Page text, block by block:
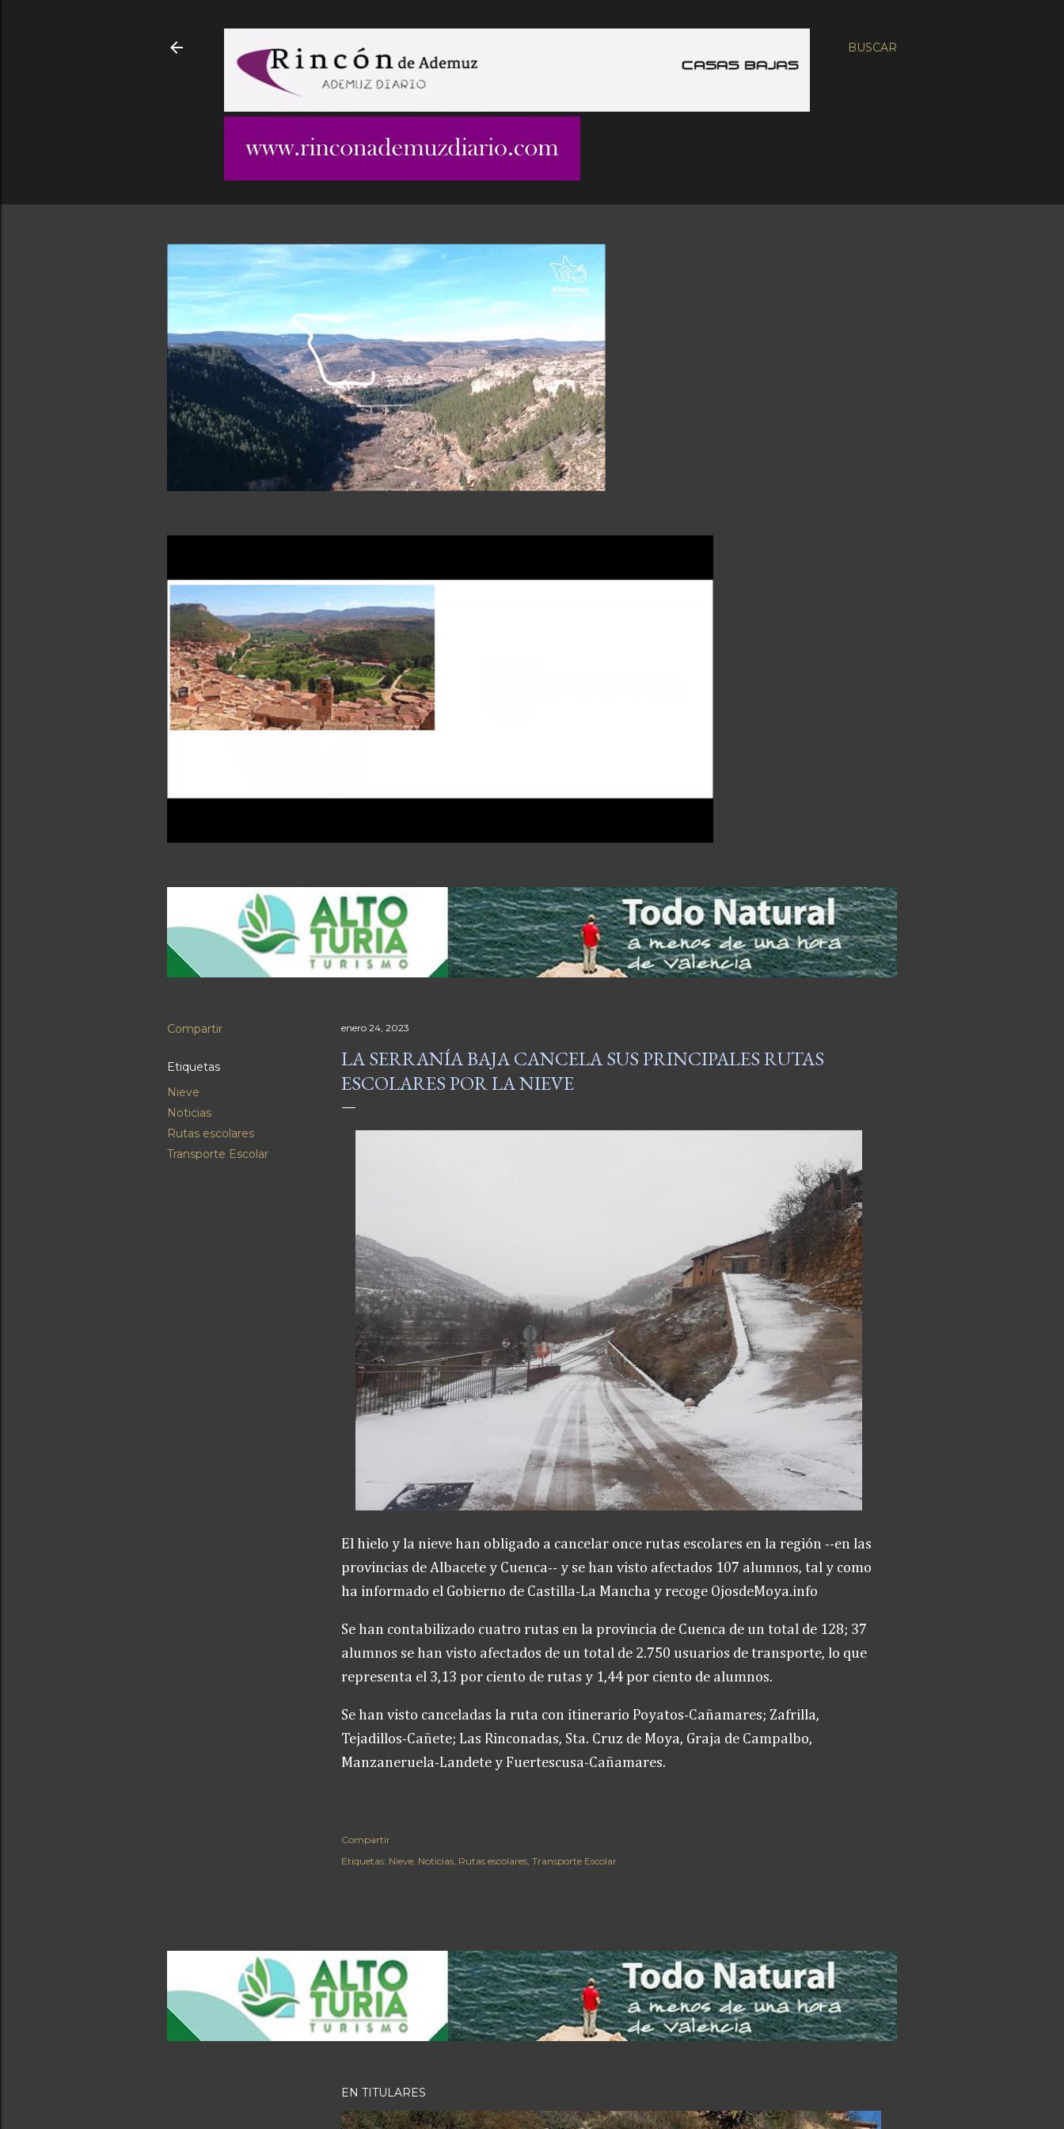
BUSCAR
Compartir
Etiquetas
Nieve
Noticias
Rutas escolares
Transporte Escolar
enero 24, 2023
LA SERRANÍA BAJA CANCELA SUS PRINCIPALES RUTAS
ESCOLARES POR LA NIEVE
El hielo y la nieve han obligado a cancelar once rutas escolares en la región --en las
provincias de Albacete y Cuenca-- y se han visto afectados 107 alumnos, tal y como
ha informado el Gobierno de Castilla-La Mancha y recoge OjosdeMoya.info
Se han contabilizado cuatro rutas en la provincia de Cuenca de un total de 128; 37
alumnos se han visto afectados de un total de 2.750 usuarios de transporte, lo que
representa el 3,13 por ciento de rutas y 1,44 por ciento de alumnos.
Se han visto canceladas la ruta con itinerario Poyatos-Cañamares; Zafrilla,
Tejadillos-Cañete; Las Rinconadas, Sta. Cruz de Moya, Graja de Campalbo,
Manzaneruela-Landete y Fuertescusa-Cañamares.
Compartir
Etiquetas: Nieve Noticias Rutas escolares Transporte Escolar
EN TITULARES